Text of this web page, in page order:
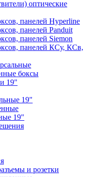
оптические
панелей Hyperline
панелей Panduit
панелей Siemon
панелей КСу, КСв,
боксы
19"
19"
19"
и розетки